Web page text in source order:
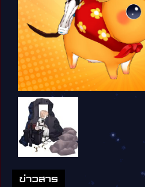
ข่าวสาร